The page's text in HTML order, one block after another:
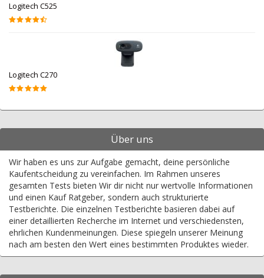
Logitech C525
Logitech C270
Über uns
Wir haben es uns zur Aufgabe gemacht, deine persönliche
Kaufentscheidung zu vereinfachen. Im Rahmen unseres
gesamten Tests bieten Wir dir nicht nur wertvolle Informationen
und einen Kauf Ratgeber, sondern auch strukturierte
Testberichte. Die einzelnen Testberichte basieren dabei auf
einer detaillierten Recherche im Internet und verschiedensten,
ehrlichen Kundenmeinungen. Diese spiegeln unserer Meinung
nach am besten den Wert eines bestimmten Produktes wieder.